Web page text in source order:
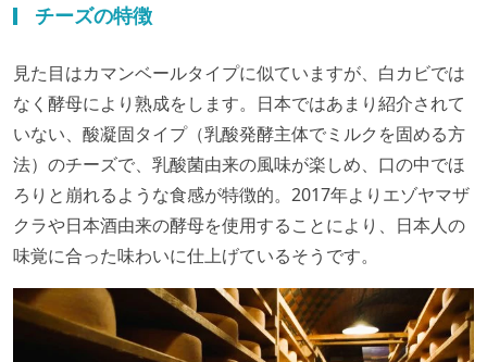
チーズの特徴
見た目はカマンベールタイプに似ていますが、白カビでは
なく酵母により熟成をします。日本ではあまり紹介されて
いない、酸凝固タイプ（乳酸発酵主体でミルクを固める方
法）のチーズで、乳酸菌由来の風味が楽しめ、口の中でほ
ろりと崩れるような食感が特徴的。2017年よりエゾヤマザ
クラや日本酒由来の酵母を使用することにより、日本人の
味覚に合った味わいに仕上げているそうです。